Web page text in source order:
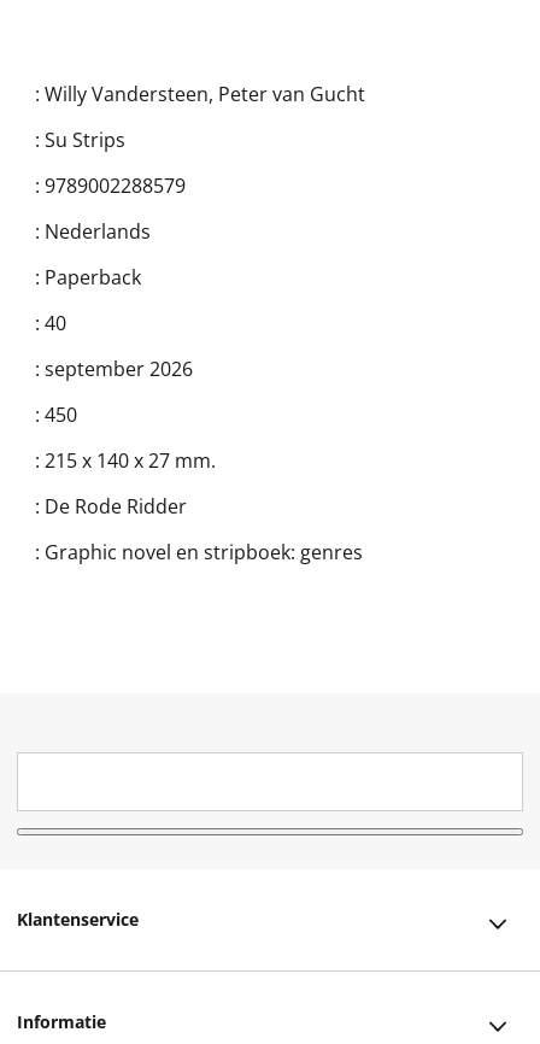
: Willy Vandersteen, Peter van Gucht
: Su Strips
: 9789002288579
: Nederlands
: Paperback
: 40
: september 2026
: 450
: 215 x 140 x 27 mm.
: De Rode Ridder
: Graphic novel en stripboek: genres
Klantenservice
Informatie